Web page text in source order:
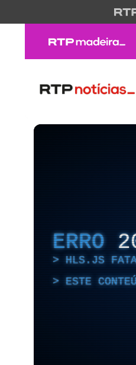
ERRO
HLS.JS
ESTE